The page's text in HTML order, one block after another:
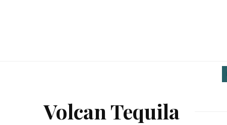
Volcan Tequila